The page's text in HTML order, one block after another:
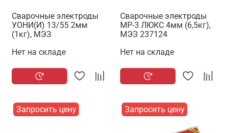
Сварочные электроды
УОНИ(И) 13/55 2мм
(1кг), МЭЗ
Нет на складе
Сварочные электроды
МР-3 ЛЮКС 4мм (6,5кг),
МЭЗ 237124
Нет на складе
Запросить цену Запросить цену